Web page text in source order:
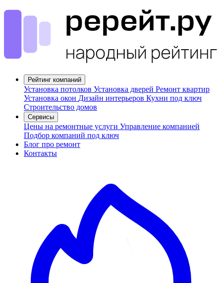
Рейтинг компаний
Установка потолков Установка дверей Ремонт квартир
Установка окон Дизайн интерьеров Кухни под ключ
Строительство домов
Сервисы
Цены на ремонтные услуги Управление компанией
Подбор компаний под ключ
Блог про ремонт
Контакты